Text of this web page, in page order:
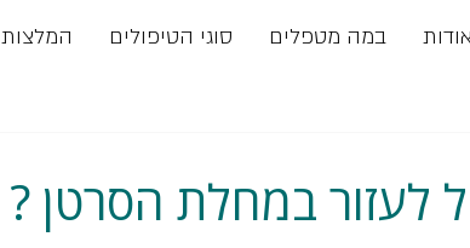
אודות במה מטפלים סוגי הטיפולים המלצות
לעזור במחלת הסרטן ?